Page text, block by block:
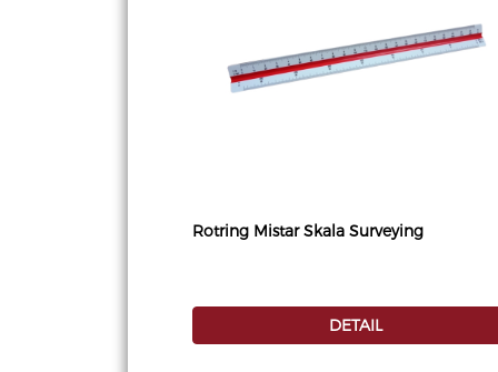
Rotring Mistar Skala Surveying
DETAIL